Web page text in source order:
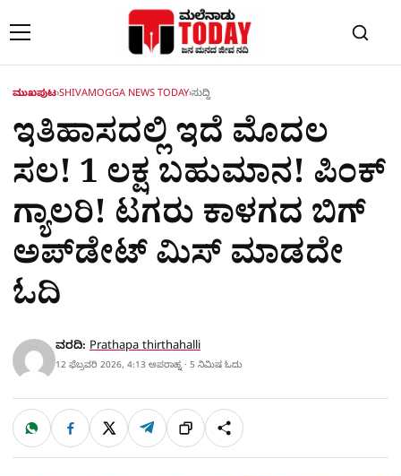
ಮುಖಪುಟ›SHIVAMOGGA NEWS TODAY›ಸುದ್ದಿ
ಇತಿಹಾಸದಲ್ಲಿ ಇದೆ ಮೊದಲ
ಸಲ! 1 ಲಕ್ಷ ಬಹುಮಾನ! ಪಿಂಕ್
ಗ್ಯಾಲರಿ! ಟಗರು ಕಾಳಗದ ಬಿಗ್
ಅಪ್​ಡೇಟ್ ಮಿಸ್​ ಮಾಡದೇ
ಓದಿ
ವರದಿ: Prathapa thirthahalli
12 ಫೆಬ್ರವರಿ 2026, 4:13 ಅಪರಾಹ್ನ · 5 ನಿಮಿಷ ಓದು
ಹಂಚಿಕೊಳ್ಳಿ
W
a
t
F
c
e
X T
l
e
ಲಿಂ
ಕ್
S
h